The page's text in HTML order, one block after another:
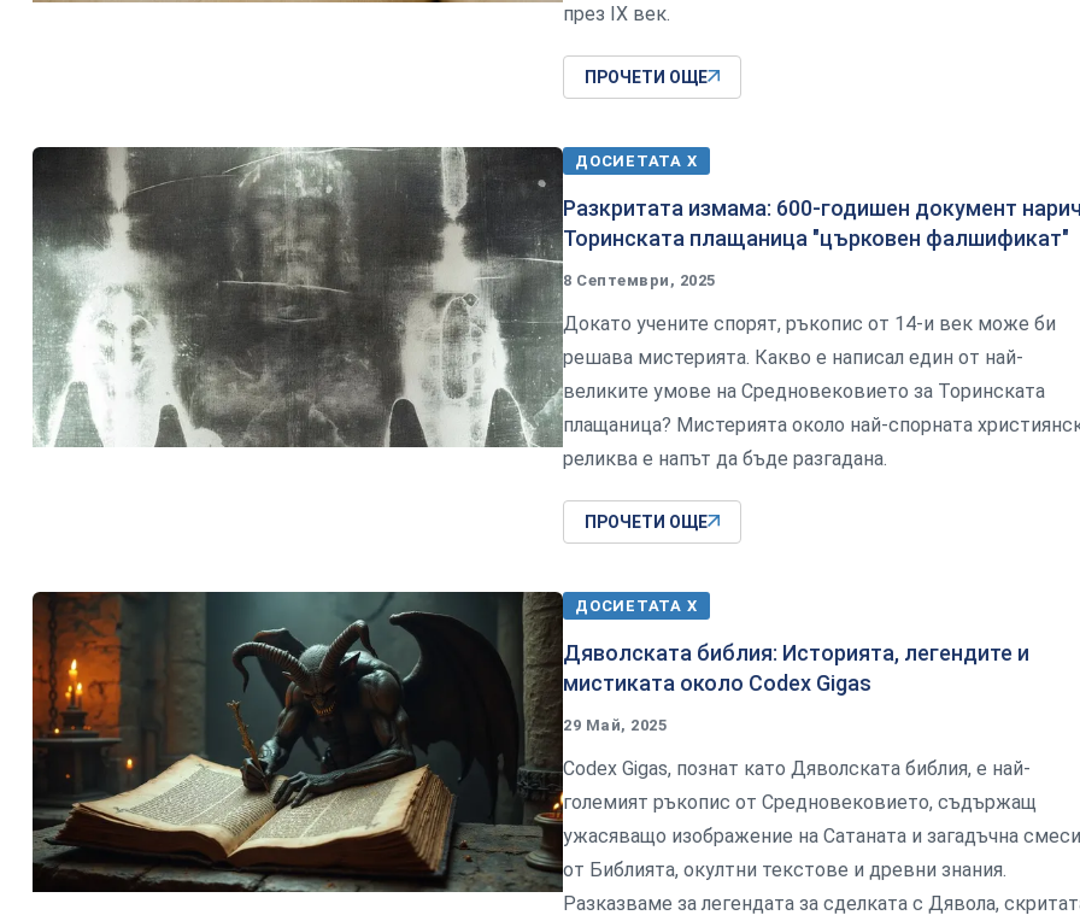
през IX век.
ПРОЧЕТИ ОЩЕ
ДОСИЕТАТА Х
Разкритата измама: 600-годишен документ
Торинската плащаница "църковен фалшификат"
8 Септември, 2025
Докато учените спорят, ръкопис от 14-и век може би
решава мистерията. Какво е написал един от най-
великите умове на Средновековието за Торинската
плащаница? Мистерията около най-спорната
реликва е напът да бъде разгадана.
ПРОЧЕТИ ОЩЕ
ДОСИЕТАТА Х
Дяволската библия: Историята, легендите и
мистиката около Codex Gigas
29 Май, 2025
Codex Gigas, познат като Дяволската библия, е най-
големият ръкопис от Средновековието, съдържащ
ужасяващо изображение на Сатаната и загадъчна
от Библията, окултни текстове и древни знания.
Разказваме за легендата за сделката с Дявола,